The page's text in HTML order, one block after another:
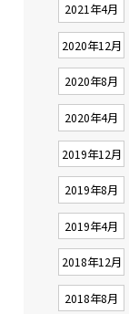
2021年4月
2020年12月
2020年8月
2020年4月
2019年12月
2019年8月
2019年4月
2018年12月
2018年8月